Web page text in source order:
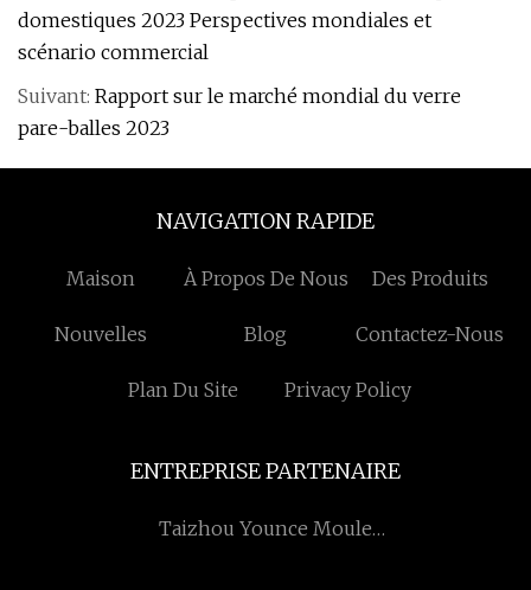
domestiques 2023 Perspectives mondiales et
scénario commercial
Suivant: Rapport sur le marché mondial du verre
pare-balles 2023
NAVIGATION RAPIDE
Maison À Propos De Nous Des Produits
Nouvelles Blog Contactez-Nous
Plan Du Site Privacy Policy
ENTREPRISE PARTENAIRE
Taizhou Younce Moule